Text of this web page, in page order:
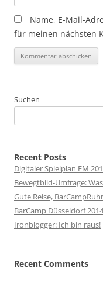
Name, E-Mail-
für meinen nächsten
Suchen
Recent Posts
Digitaler Spielplan EM
Bewegtbild-Umfrage:
Gute Reise,
BarCamp Düsseldorf
Ironblogger: Ich bin raus!
Recent Comments